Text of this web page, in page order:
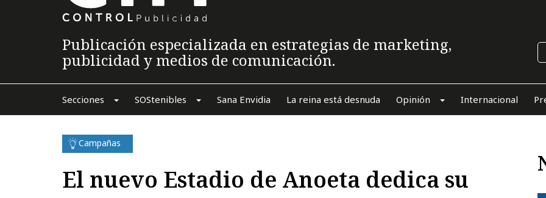
Publicación especializada en estrategias de marketing,
publicidad y medios de comunicación.
Secciones SOStenibles Sana Envidia La reina está desnuda Opinión Internacional
Campañas
El nuevo Estadio de Anoeta dedica su